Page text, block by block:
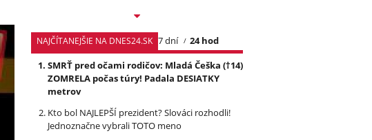
NAJČÍTANEJŠIE NA DNES24.SK 7 dní
24 hod
SMRŤ pred očami rodičov: Mladá Češka (†14)
ZOMRELA počas túry! Padala DESIATKY
metrov
Kto bol NAJLEPŠÍ prezident? Slováci rozhodli!
Jednoznačne vybrali TOTO meno